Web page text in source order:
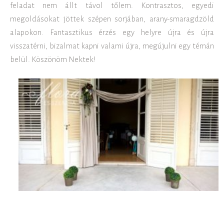
feladat nem állt távol tőlem. Kontrasztos, egyedi
megoldásokat jöttek szépen sorjában, arany-smaragdzöld
alapokon. Fantasztikus érzés egy helyre újra és újra
visszatérni, bizalmat kapni valami újra, megújulni egy témán
belül. Köszönöm Nektek!